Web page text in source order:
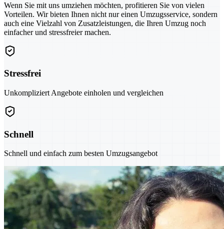
Wenn Sie mit uns umziehen möchten, profitieren Sie von vielen
Vorteilen. Wir bieten Ihnen nicht nur einen Umzugsservice, sondern
auch eine Vielzahl von Zusatzleistungen, die Ihren Umzug noch
einfacher und stressfreier machen.
Stressfrei
Unkompliziert Angebote einholen und vergleichen
Schnell
Schnell und einfach zum besten Umzugsangebot